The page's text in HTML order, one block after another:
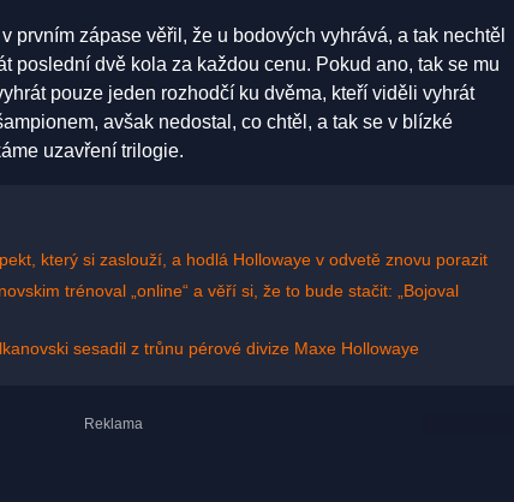
prvním zápase věřil, že u bodových vyhrává, a tak nechtěl
poslední dvě kola za každou cenu. Pokud ano, tak se mu
pouze jeden rozhodčí ku dvěma, kteří viděli vyhrát
avšak nedostal, co chtěl, a tak se v blízké
uzavření trilogie.
který si zaslouží, a hodlá Hollowaye v odvetě znovu porazit
trénoval „online“ a věří si, že to bude stačit: „Bojoval
sesadil z trůnu pérové divize Maxe Hollowaye